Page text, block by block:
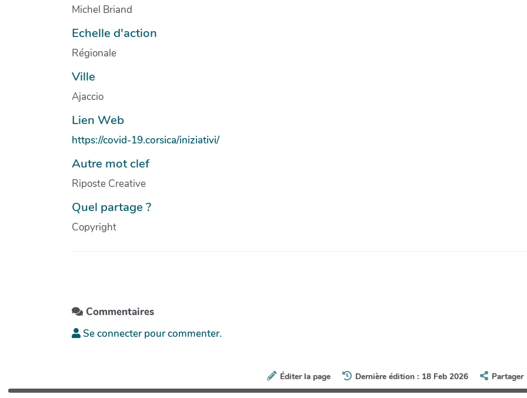
Michel Briand
Echelle d'action
Régionale
Ville
Ajaccio
Lien Web
https://covid-19.corsica/iniziativi/
Autre mot clef
Riposte Creative
Quel partage ?
Copyright
Commentaires
Se connecter pour commenter.
Éditer la page Dernière édition : 18 Feb 2026 Partager